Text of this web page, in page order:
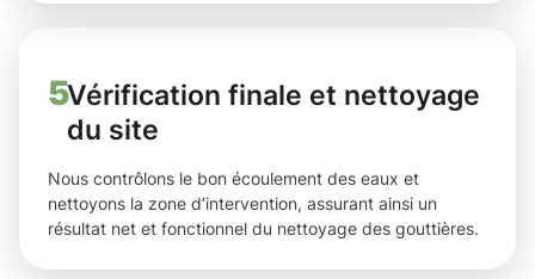
5Vérification finale et nettoyage
du site
Nous contrôlons le bon écoulement des eaux et
nettoyons la zone d’intervention, assurant ainsi un
résultat net et fonctionnel du nettoyage des gouttières.